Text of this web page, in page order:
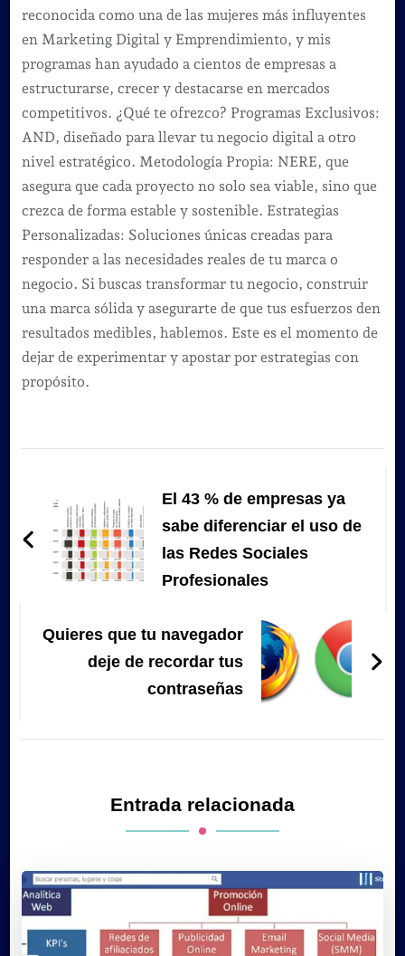
reconocida como una de las mujeres más influyentes
en Marketing Digital y Emprendimiento, y mis
programas han ayudado a cientos de empresas a
estructurarse, crecer y destacarse en mercados
competitivos. ¿Qué te ofrezco? Programas Exclusivos:
AND, diseñado para llevar tu negocio digital a otro
nivel estratégico. Metodología Propia: NERE, que
asegura que cada proyecto no solo sea viable, sino que
crezca de forma estable y sostenible. Estrategias
Personalizadas: Soluciones únicas creadas para
responder a las necesidades reales de tu marca o
negocio. Si buscas transformar tu negocio, construir
una marca sólida y asegurarte de que tus esfuerzos den
resultados medibles, hablemos. Este es el momento de
dejar de experimentar y apostar por estrategias con
propósito.
de
entradas
El 43 % de empresas ya
sabe diferenciar el uso de
las Redes Sociales
Profesionales
Quieres que tu navegador
deje de recordar tus
contraseñas
Entrada relacionada